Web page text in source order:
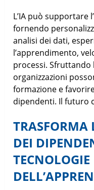
L’IA può supportare
fornendo
analisi dei dati,
l’apprendimento,
processi. Sfruttando
organizzazioni
formazione e
dipendenti. Il futuro
TRASFORMA
DEI
TECNOLOGIE